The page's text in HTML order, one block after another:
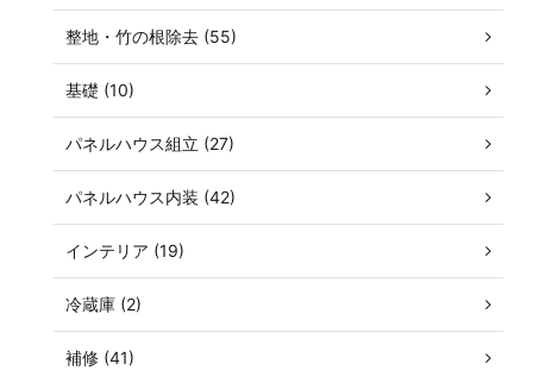
整地・竹の根除去 (55)
基礎 (10)
パネルハウス組立 (27)
パネルハウス内装 (42)
インテリア (19)
冷蔵庫 (2)
補修 (41)